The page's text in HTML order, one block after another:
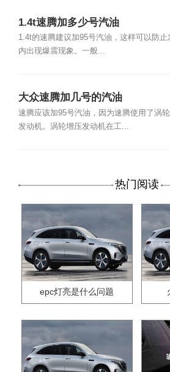
1.4t速腾加多少号汽油
1.4t的速腾建议加95号汽油，这样可以防止
内出现爆震现象。一般...
大众速腾加几号的汽油
速腾应该加95号汽油，因为速腾使用了涡
发动机。涡轮增压发动机在工...
热门阅读
epc灯亮是什么问题